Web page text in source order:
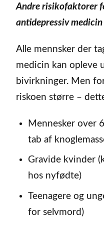
Andre risikofaktorer
antidepressiv medicin
Alle mennsker der
medicin kan opleve
bivirkninger. Men
riskoen større –
Mennesker over
tab af
Gravide kvinder
hos nyfødte)
Teenagere og
for selvmord)